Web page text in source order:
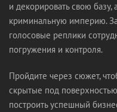
и декорировать свою
криминальную империю.
голосовые реплики
погружения и контроля.
Пройдите через сюжет,
скрытые под
построить успешный